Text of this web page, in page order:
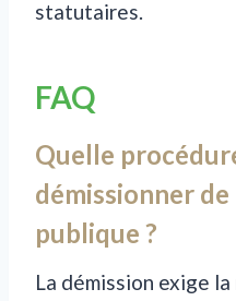
statutaires.
FAQ
Quelle
démissionner
publique ?
La démission exige